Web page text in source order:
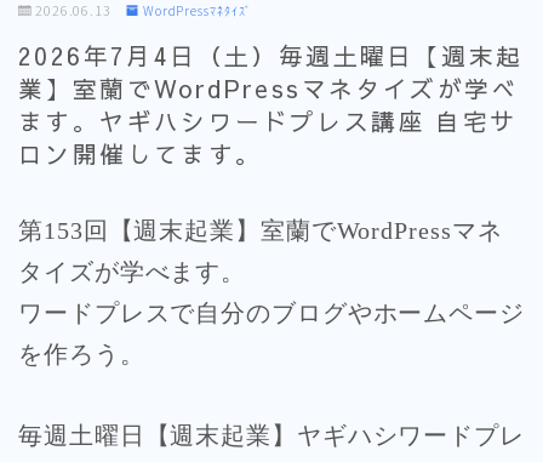
2026.06.13 WordPressﾏﾈﾀｲｽﾞ
2026年7月4日（土）毎週土曜日【週末起
業】室蘭でWordPressマネタイズが学べ
ます。ヤギハシワードプレス講座 自宅サ
ロン開催してます。
第153回【週末起業】室蘭でWordPressマネ
タイズが学べます。
ワードプレスで自分のブログやホームページ
を作ろう。
毎週土曜日【週末起業】ヤギハシワードプレ